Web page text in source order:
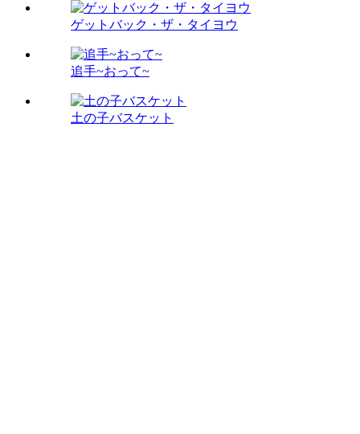
ゲットバック・ザ・タイヨウ
追手~おって~
土の子バスケット